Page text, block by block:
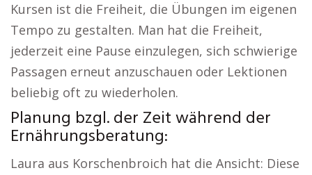
Kursen ist die Freiheit, die Übungen im eigenen
Tempo zu gestalten. Man hat die Freiheit,
jederzeit eine Pause einzulegen, sich schwierige
Passagen erneut anzuschauen oder Lektionen
beliebig oft zu wiederholen.
Planung bzgl. der Zeit während der
Ernährungsberatung:
Laura aus Korschenbroich hat die Ansicht: Diese